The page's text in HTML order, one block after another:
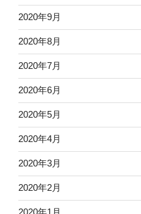
2020年9月
2020年8月
2020年7月
2020年6月
2020年5月
2020年4月
2020年3月
2020年2月